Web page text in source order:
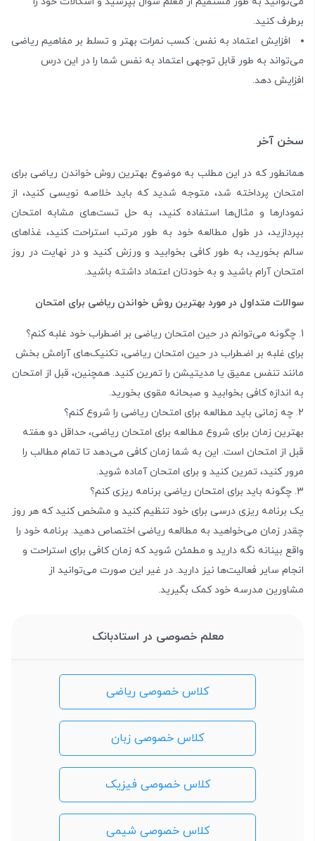
برطرف کنید.
افزایش اعتماد به نفس: کسب نمرات بهتر و تسلط بر مفاهیم ریاضی
می‌تواند به طور قابل توجهی اعتماد به نفس شما را در این درس
افزایش دهد.
سخن آخر
همانطور که در این مطلب به موضوع بهترین روش خواندن ریاضی برای
امتحان پرداخته شد، متوجه شدید که باید خلاصه نویسی کنید، از
نمودارها و مثال‌ها استفاده کنید، به حل تست‌های مشابه امتحان
بپردازید، در طول مطالعه خود به طور مرتب استراحت کنید، غذاهای
سالم بخورید، به طور کافی بخوابید و ورزش کنید و در نهایت در روز
امتحان آرام باشید و به خودتان اعتماد داشته باشید.
سوالات متداول در مورد بهترین روش خواندن ریاضی برای امتحان
چگونه می‌توانم در حین امتحان ریاضی بر اضطراب خود غلبه کنم؟
برای غلبه بر اضطراب در حین امتحان ریاضی، تکنیک‌های آرامش بخش
مانند تنفس عمیق یا مدیتیشن را تمرین کنید. همچنین، قبل از امتحان
به اندازه کافی بخوابید و صبحانه مقوی بخورید.
چه زمانی باید مطالعه برای امتحان ریاضی را شروع کنم؟
بهترین زمان برای شروع مطالعه برای امتحان ریاضی، حداقل دو هفته
قبل از امتحان است. این به شما زمان کافی می‌دهد تا تمام مطالب را
مرور کنید، تمرین کنید و برای امتحان آماده شوید.
چگونه باید برای امتحان ریاضی برنامه ریزی کنم؟
یک برنامه ریزی درسی برای خود تنظیم کنید و مشخص کنید که هر روز
چقدر زمان می‌خواهید به مطالعه ریاضی اختصاص دهید. برنامه خود را
واقع بینانه نگه دارید و مطمئن شوید که زمان کافی برای استراحت و
انجام سایر فعالیت‌ها نیز دارید. در غیر این صورت می‌توانید از
مشاورین مدرسه خود کمک بگیرید.
معلم خصوصی در استادبانک
کلاس خصوصی ریاضی
کلاس خصوصی زبان
کلاس خصوصی فیزیک
کلاس خصوصی شیمی